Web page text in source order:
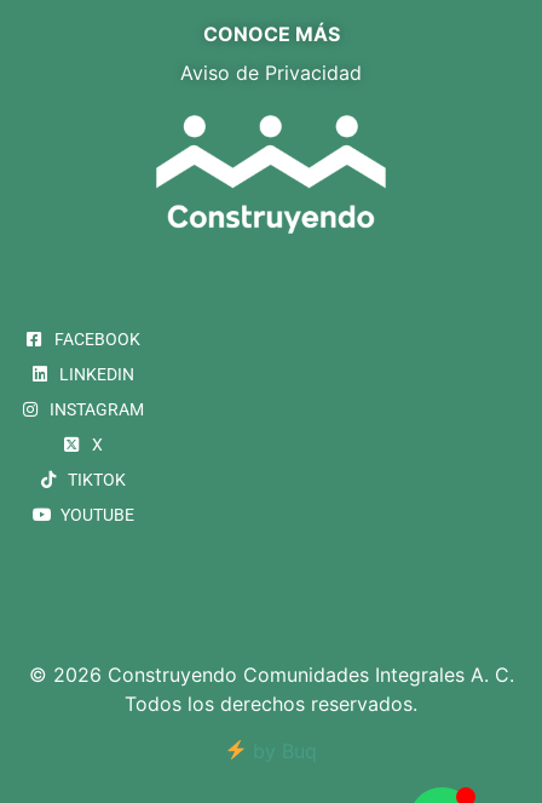
CONOCE MÁS
Aviso de Privacidad
FACEBOOK
LINKEDIN
INSTAGRAM
X
TIKTOK
YOUTUBE
© 2026 Construyendo Comunidades Integrales A. C.
Todos los derechos reservados.
by Buq